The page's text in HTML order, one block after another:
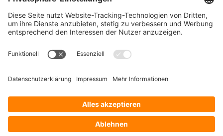
Sprechzeiten
Mo
09:00 - 18:00 Uhr
Mi
09:00 - 15:00 Uhr*
Fr
09:00 - 14:00 Uhr*